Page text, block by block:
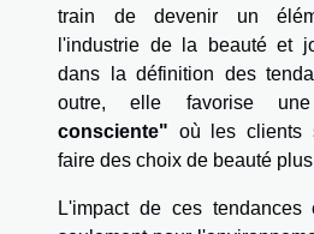
train de devenir un
l'industrie de la beauté et
dans la définition des
outre, elle favorise
consciente" où les clients
faire des choix de beauté
L'impact de ces tendances